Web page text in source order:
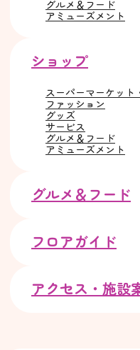
グルメ＆フード
アミューズメント
ショップ
スーパーマーケット
ファッション
グッズ
サービス
グルメ＆フード
アミューズメント
グルメ＆フード
フロアガイド
アクセス・施設